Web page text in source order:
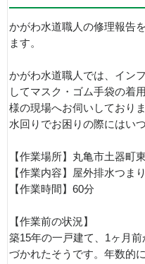
かがわ水道職人の修理報告
ます。
かがわ水道職人では、イン
してマスク・ゴム手袋の着
様の現場へお伺いしておりま
水回りでお困りの際にはい
【作業場所】丸亀市土器町東
【作業内容】屋外排水つまり
【作業時間】60分
【作業前の状況】
築15年の一戸建て、1ヶ月
づかれたそうです。年数的